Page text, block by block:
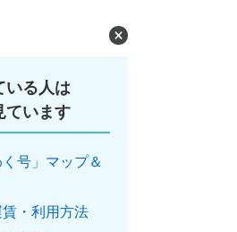
いる人は
ています
号」マップ＆
・利用方法